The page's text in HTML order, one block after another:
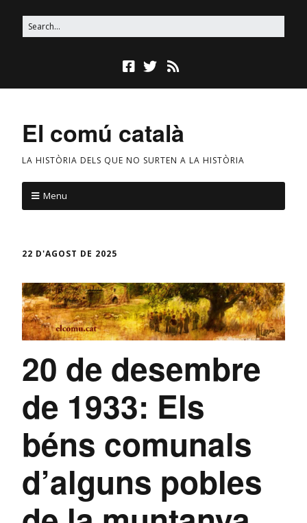
El comú català
LA HISTÒRIA DELS QUE NO SURTEN A LA HISTÒRIA
Menu
22 D'AGOST DE 2025
20 de desembre
de 1933: Els
béns comunals
d’alguns pobles